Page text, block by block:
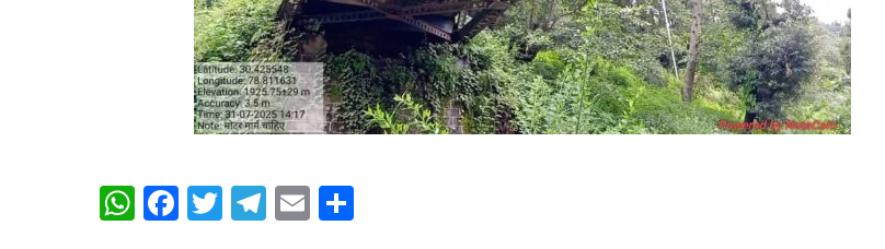
WhatsApp
Facebook
Twitter
Telegram
Email